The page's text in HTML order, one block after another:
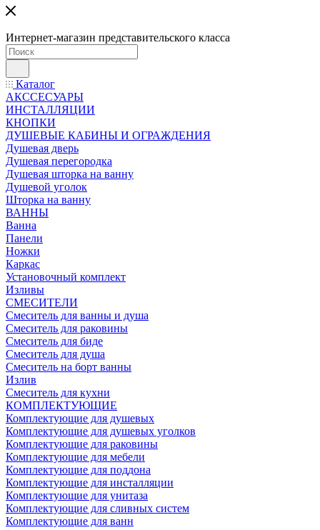
Интернет-магазин представительского класса
Каталог
АКССЕСУАРЫ
ИНСТАЛЛЯЦИИ
КНОПКИ
ДУШЕВЫЕ КАБИНЫ И ОГРАЖДЕНИЯ
Душевая дверь
Душевая перегородка
Душевая шторка на ванну
Душевой уголок
Шторка на ванну
ВАННЫ
Ванна
Панели
Ножки
Каркас
Установочный комплект
Изливы
СМЕСИТЕЛИ
Смеситель для ванны и душа
Смеситель для раковины
Смеситель для биде
Смеситель для душа
Смеситель на борт ванны
Излив
Смеситель для кухни
КОМПЛЕКТУЮЩИЕ
Комплектующие для душевых
Комплектующие для душевых уголков
Комплектующие для раковины
Комплектующие для мебели
Комплектующие для поддона
Комплектующие для инсталляции
Комплектующие для унитаза
Комплектующие для сливных систем
Комплектующие для ванн